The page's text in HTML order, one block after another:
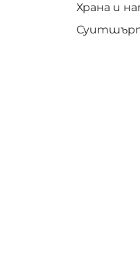
Храна и